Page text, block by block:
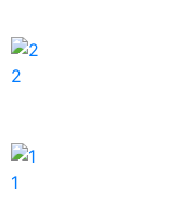
2
1